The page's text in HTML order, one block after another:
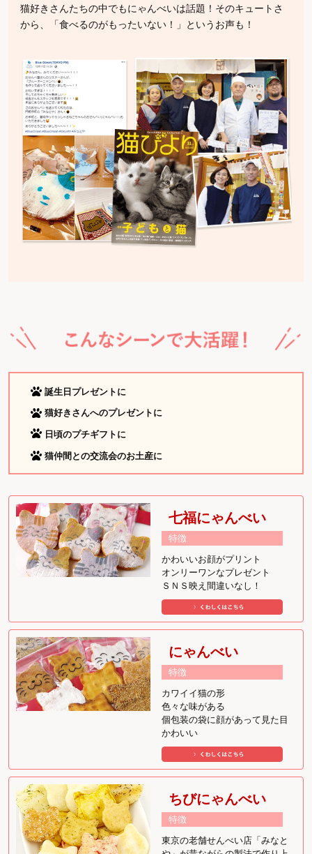
猫好きさんたちの中でもにゃんべいは話題！そのキュートさ
から、「食べるのがもったいない！」というお声も！
誕生日プレゼントに
猫好きさんへのプレゼントに
日頃のプチギフトに
猫仲間との交流会のお土産に
七福にゃんべい
特徴
かわいいお顔がプリント
オンリーワンなプレゼント
ＳＮＳ映え間違いなし！
にゃんべい
特徴
カワイイ猫の形
色々な味がある
個包装の袋に顔があって見た目
かわいい
ちびにゃんべい
特徴
東京の老舗せんべい店「みなと